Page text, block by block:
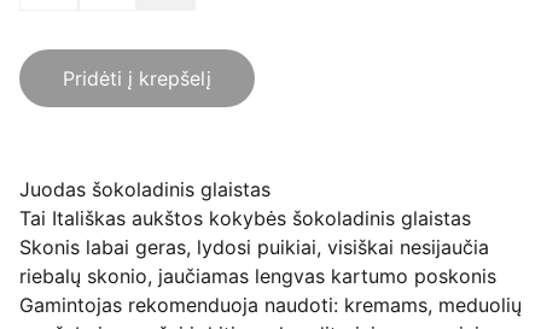
Pridėti į krepšelį
Juodas šokoladinis glaistas
Tai Itališkas aukštos kokybės šokoladinis glaistas
Skonis labai geras, lydosi puikiai, visiškai nesijaučia
riebalų skonio, jaučiamas lengvas kartumo poskonis
Gamintojas rekomenduoja naudoti: kremams, meduolių